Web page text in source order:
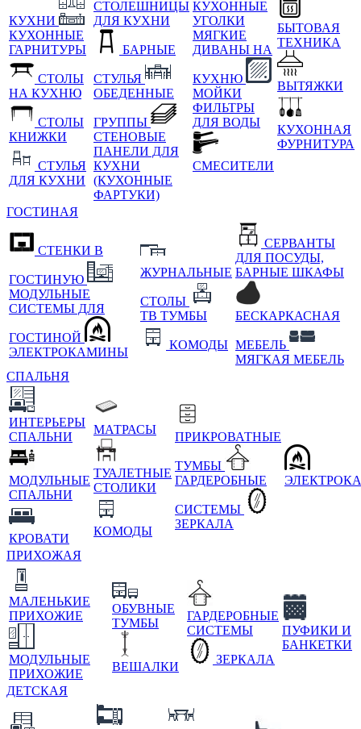
КУХНИ
КУХОННЫЕ
ГАРНИТУРЫ
СТОЛЫ
НА КУХНЮ
СТОЛЫ
КНИЖКИ
СТУЛЬЯ
ДЛЯ КУХНИ
СТОЛЕШНИЦЫ
ДЛЯ КУХНИ
БАРНЫЕ
СТУЛЬЯ
ОБЕДЕННЫЕ
ГРУППЫ
СТЕНОВЫЕ
ПАНЕЛИ ДЛЯ
КУХНИ
(КУХОННЫЕ
ФАРТУКИ)
КУХОННЫЕ
УГОЛКИ
МЯГКИЕ
ДИВАНЫ НА
КУХНЮ
МОЙКИ
ФИЛЬТРЫ
ДЛЯ ВОДЫ
СМЕСИТЕЛИ
БЫТОВАЯ
ТЕХНИКА
ВЫТЯЖКИ
КУХОННАЯ
ФУРНИТУРА
ГОСТИНАЯ
СТЕНКИ В
ГОСТИНУЮ
МОДУЛЬНЫЕ
СИСТЕМЫ ДЛЯ
ГОСТИНОЙ
ЭЛЕКТРОКАМИНЫ
ЖУРНАЛЬНЫЕ
СТОЛЫ
ТВ ТУМБЫ
КОМОДЫ
СЕРВАНТЫ
ДЛЯ ПОСУДЫ,
БАРНЫЕ ШКАФЫ
БЕСКАРКАСНАЯ
МЕБЕЛЬ
МЯГКАЯ МЕБЕЛЬ
СПАЛЬНЯ
ИНТЕРЬЕРЫ
СПАЛЬНИ
МОДУЛЬНЫЕ
СПАЛЬНИ
КРОВАТИ
МАТРАСЫ
ТУАЛЕТНЫЕ
СТОЛИКИ
КОМОДЫ
ПРИКРОВАТНЫЕ
ТУМБЫ
ГАРДЕРОБНЫЕ
СИСТЕМЫ
ЗЕРКАЛА
ПРИХОЖАЯ
МАЛЕНЬКИЕ
ПРИХОЖИЕ
МОДУЛЬНЫЕ
ПРИХОЖИЕ
ОБУВНЫЕ
ТУМБЫ
ВЕШАЛКИ
ГАРДЕРОБНЫЕ
СИСТЕМЫ
ЗЕРКАЛА
ПУФИКИ И
БАНКЕТКИ
ДЕТСКАЯ